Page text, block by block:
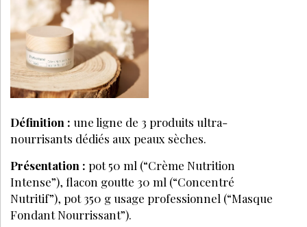
Définition : une ligne de 3 produits ultra-
nourrisants dédiés aux peaux sèches.
Présentation : pot 50 ml (“Crème Nutrition
Intense”), flacon goutte 30 ml (“Concentré
Nutritif”), pot 350 g usage professionnel (“Masque
Fondant Nourrissant”).